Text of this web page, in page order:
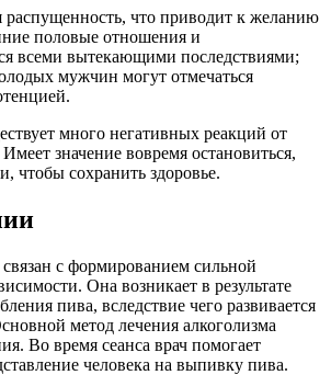
распущенность, что приводит к желанию
половые отношения и
всеми вытекающими последствиями;
мужчин могут отмечаться
много негативных реакций от
значение вовремя остановиться,
чтобы сохранить здоровье.
с формированием сильной
Она возникает в результате
пива, вследствие чего развивается
метод лечения алкоголизма
Во время сеанса врач помогает
человека на выпивку пива.